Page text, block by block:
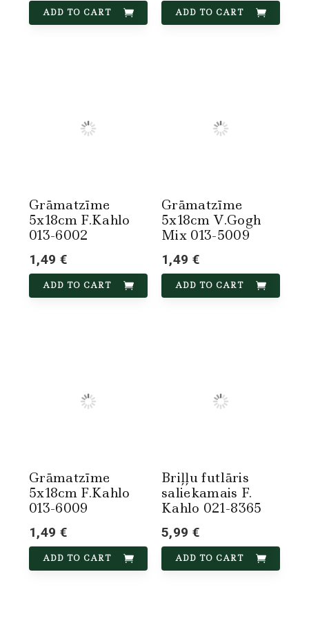
ADD TO CART ADD TO CART
Grāmatzīme
5x18cm F.Kahlo
013-6002
1,49 €
ADD TO CART
Grāmatzīme
5x18cm V.Gogh
Mix 013-5009
1,49 €
ADD TO CART
Grāmatzīme
5x18cm F.Kahlo
013-6009
1,49 €
ADD TO CART
Briļļu futlāris
saliekamais F.
Kahlo 021-8365
5,99 €
ADD TO CART